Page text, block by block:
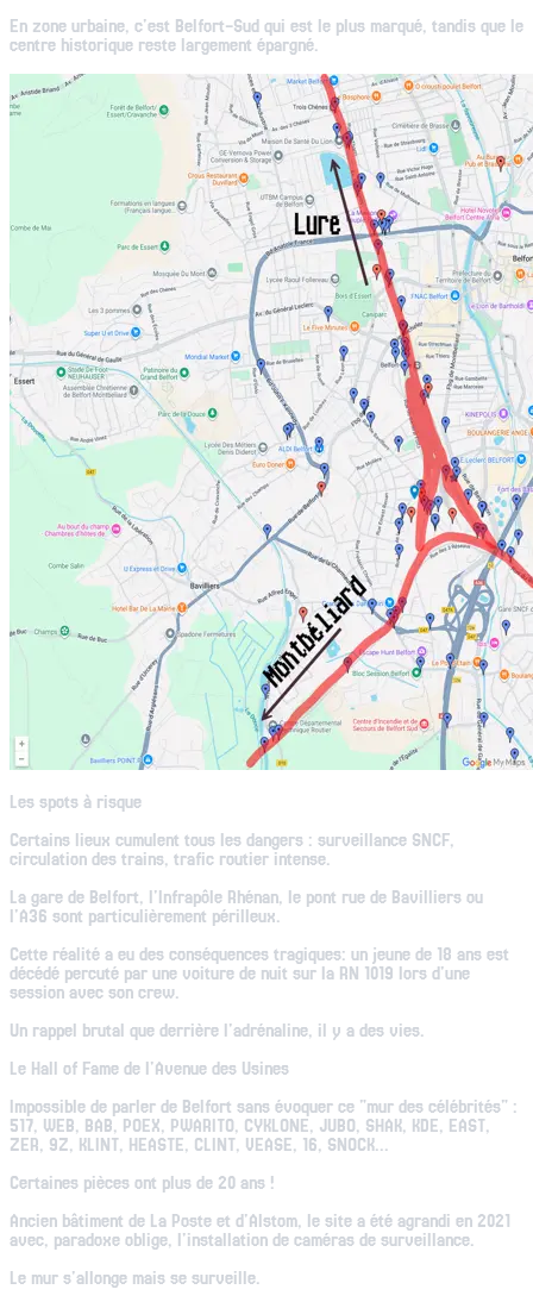
En zone urbaine, c'est Belfort-Sud qui est le plus marqué, tandis que le
centre historique reste largement épargné.
Les spots à risque
Certains lieux cumulent tous les dangers : surveillance SNCF,
circulation des trains, trafic routier intense.
La gare de Belfort, l'Infrapôle Rhénan, le pont rue de Bavilliers ou
l'A36 sont particulièrement périlleux.
Cette réalité a eu des conséquences tragiques: un jeune de 18 ans est
décédé percuté par une voiture de nuit sur la RN 1019 lors d'une
session avec son crew.
Un rappel brutal que derrière l'adrénaline, il y a des vies.
Le Hall of Fame de l'Avenue des Usines
Impossible de parler de Belfort sans évoquer ce "mur des célébrités" :
517, WEB, BAB, POEX, PWARITO, CYKLONE, JUBO, SHAK, KDE, EAST,
ZER, 9Z, KLINT, HEASTE, CLINT, VEASE, 16, SNOCK...
Certaines pièces ont plus de 20 ans !
Ancien bâtiment de La Poste et d'Alstom, le site a été agrandi en 2021
avec, paradoxe oblige, l'installation de caméras de surveillance.
Le mur s'allonge mais se surveille.